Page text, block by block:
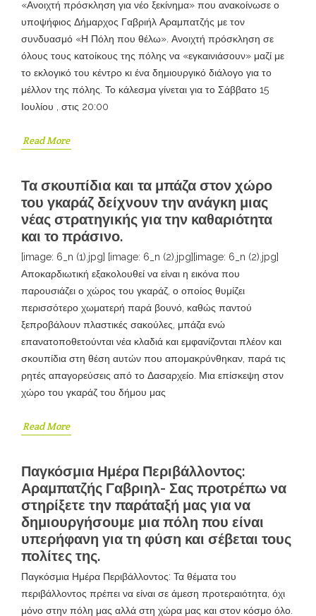
«Ανοιχτή πρόσκληση για νέο ξεκίνημα» που ανακοίνωσε ο
υποψήφιος Δήμαρχος Γαβριήλ Αραμπατζής με τον
συνδυασμό «Η Πόλη που θέλω». Ανοιχτή πρόσκληση σε
όλους τους κατοίκους της πόλης να «εγκαινιάσουν» μαζί με
το εκλογικό του κέντρο κι ένα δημιουργικό διάλογο για το
μέλλον της πόλης. Το κάλεσμα γίνεται για το Σάββατο 15
Ιουλίου , στις 20:00
Read More
Τα σκουπίδια και τα μπάζα στον χώρο
του γκαράζ δείχνουν την ανάγκη μιας
νέας στρατηγικής για την καθαριότητα
και το πράσινο.
[image: 6_n (1).jpg] [image: 6_n (2).jpg][image: 6_n (2).jpg]
Αποκαρδιωτική εξακολουθεί να είναι η εικόνα που
παρουσιάζει ο χώρος του γκαράζ, ο οποίος θυμίζει
περισσότερο χωματερή παρά βουνό, καθώς παντού
ξεπροβάλουν πλαστικές σακούλες, μπάζα ενώ
επανατοποθετούνται νέα κλαδιά και εμφανίζονται πλέον και
σκουπίδια στη θέση αυτών που απομακρύνθηκαν, παρά τις
ρητές απαγορεύσεις από το Δασαρχείο. Μια επίσκεψη στον
χώρο του γκαράζ του δήμου μας
Read More
Παγκόσμια Ημέρα Περιβάλλοντος:
Αραμπατζής Γαβριηλ- Σας προτρέπω να
στηρίξετε την παράταξή μας για να
δημιουργήσουμε μια πόλη που είναι
υπερήφανη για τη φύση και σέβεται τους
πολίτες της.
Παγκόσμια Ημέρα Περιβάλλοντος: Τα θέματα του
περιβάλλοντος πρέπει να είναι σε άμεση προτεραιότητα, όχι
μόνο στην πόλη μας αλλά στη χώρα μας και στον κόσμο όλο.